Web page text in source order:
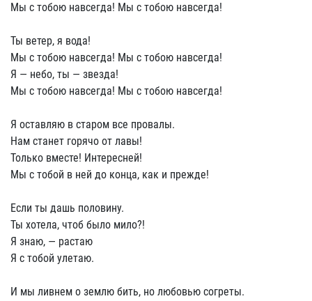
Мы с тобою навсегда! Мы с тобою навсегда!
Ты ветер, я вода!
Мы с тобою навсегда! Мы с тобою навсегда!
Я — небо, ты — звезда!
Мы с тобою навсегда! Мы с тобою навсегда!
Я оставляю в старом все провалы.
Нам станет горячо от лавы!
Только вместе! Интересней!
Мы с тобой в ней до конца, как и прежде!
Если ты дашь половину.
Ты хотела, чтоб было мило?!
Я знаю, — растаю
Я с тобой улетаю.
И мы ливнем о землю бить, но любовью согреты.